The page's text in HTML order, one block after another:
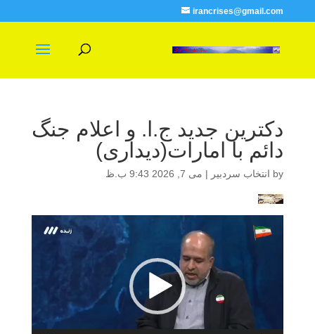
irancrises@gmail.com
دکترین جدید ج.ا. و اعلام جنگ
دائم با امارات(دیداری)
by انتخاب سردبیر | می 7, 2026 9:43 ب.ظ
نمایشگر
ویدیو